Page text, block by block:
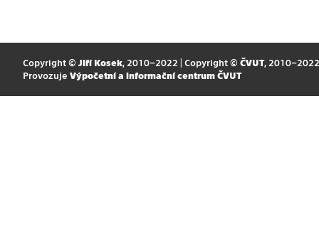
Copyright © Jiří Kosek, 2010–2022 | Copyright © ČVUT, 2010–2022
Provozuje Výpočetní a informační centrum ČVUT